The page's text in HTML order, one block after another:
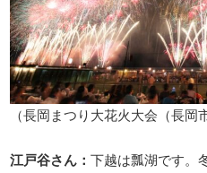
（長岡まつり大花火大会（長岡
江戸谷さん：下越は瓢湖です。